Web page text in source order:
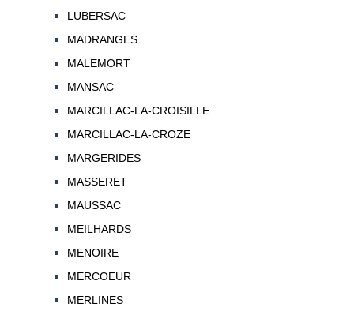
LUBERSAC
MADRANGES
MALEMORT
MANSAC
MARCILLAC-LA-CROISILLE
MARCILLAC-LA-CROZE
MARGERIDES
MASSERET
MAUSSAC
MEILHARDS
MENOIRE
MERCOEUR
MERLINES